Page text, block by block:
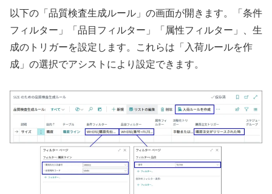
以下の「品質検査生成ルール」の画面が開きます。「条件
フィルター」「品目フィルター」「属性フィルター」、生
成のトリガーを設定します。これらは「入荷ルールを作
成」の選択でアシストにより設定できます。